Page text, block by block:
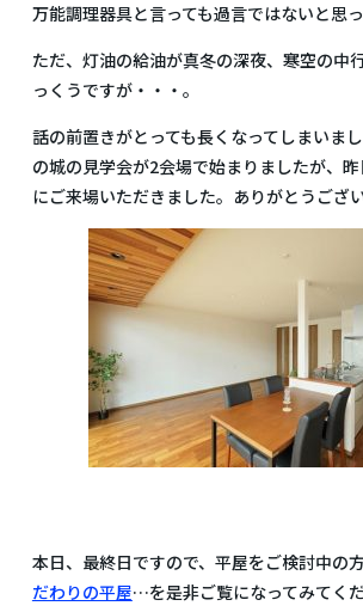
万能調理器具と言っても過言ではないと思っ
ただ、灯油の給油が真冬の深夜、寒空の中
っくうですが・・・。
話の前置きがとっても長くなってしまいま
の城の見学会が2会場で始まりましたが、
にご来場いただきました。ありがとうござい
本日、最終日ですので、平屋をご検討中の方
だわりの平屋…を是非ご覧になってみてくだ